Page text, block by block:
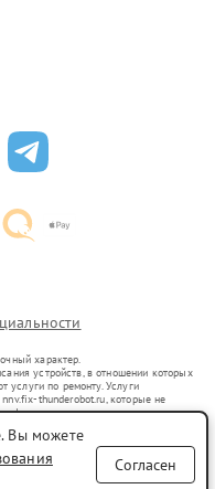
характер.
устройств, в отношении которых
услуги по ремонту. Услуги
thunderobot.ru, которые не
официальными представителями.
гражданский оборот в соответствии
услуг или введения
о предоставляемых услугах по
Вы можете
Согласен